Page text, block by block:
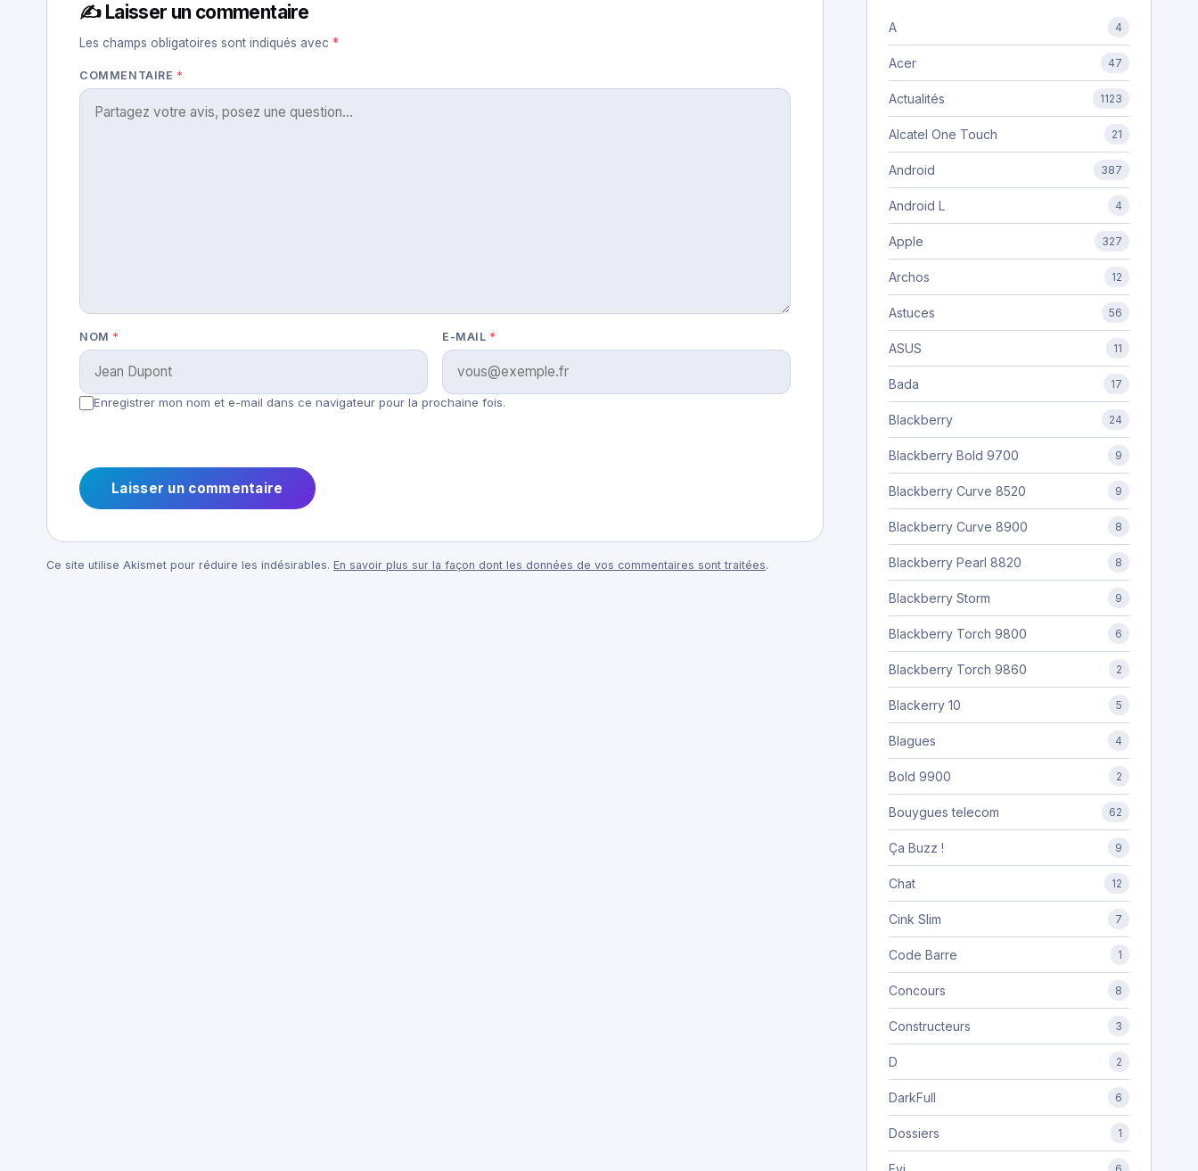
✍️ Laisser un commentaire
Les champs obligatoires sont indiqués avec *
COMMENTAIRE *
NOM * E-MAIL *
Enregistrer mon nom et e-mail dans ce navigateur pour la prochaine fois.
Ce site utilise Akismet pour réduire les indésirables. En savoir plus sur la façon dont les données de vos commentaires sont traitées.
A 4
Acer 47
Actualités 1123
Alcatel One Touch 21
Android 387
Android L 4
Apple 327
Archos 12
Astuces 56
ASUS 11
Bada 17
Blackberry 24
Blackberry Bold 9700 9
Blackberry Curve 8520 9
Blackberry Curve 8900 8
Blackberry Pearl 8820 8
Blackberry Storm 9
Blackberry Torch 9800 6
Blackberry Torch 9860 2
Blackerry 10 5
Blagues 4
Bold 9900 2
Bouygues telecom 62
Ça Buzz ! 9
Chat 12
Cink Slim 7
Code Barre 1
Concours 8
Constructeurs 3
D 2
DarkFull 6
Dossiers 1